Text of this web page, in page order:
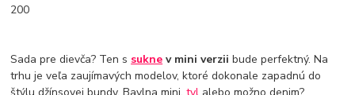
200
Sada pre dievča? Ten s sukne v mini verziibude perfektný. Na
trhu je veľa zaujímavých modelov, ktoré dokonale zapadnú do